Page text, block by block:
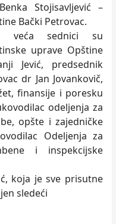
Stojisavlјević –
Bački Petrovac.
veća sednici su
uprave Opštine
Jević, predsednik
dr Jan Jovankovič,
finansije i poresku
odelјenja za
opšte i zajedničke
Odelјenja za
i inspekcijske
koja je sve prisutne
sledeći